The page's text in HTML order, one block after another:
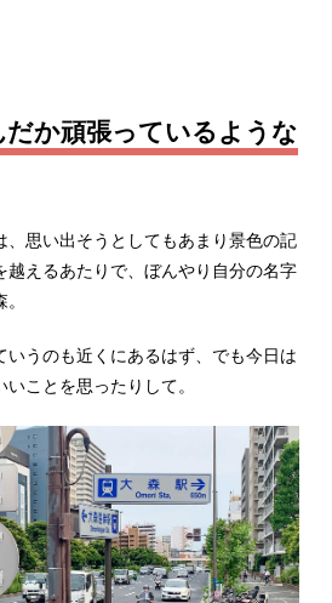
か頑張っているような
、思い出そうとしてもあまり景色の記
越えるあたりで、ぼんやり自分の名字
いうのも近くにあるはず、でも今日は
ことを思ったりして。